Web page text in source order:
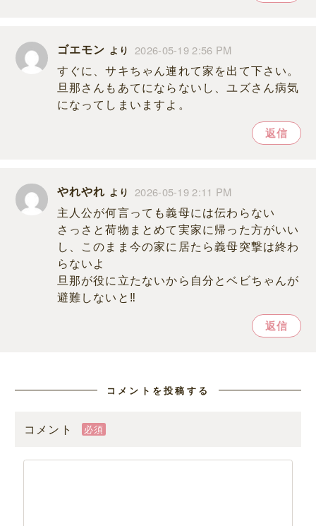
ゴエモン より 2026-05-19 2:56 PM
すぐに、サキちゃん連れて家を出て下さい。
旦那さんもあてにならないし、ユズさん病気
になってしまいますよ。
返信
やれやれ より 2026-05-19 2:11 PM
主人公が何言っても義母には伝わらない
さっさと荷物まとめて実家に帰った方がいい
し、このまま今の家に居たら義母突撃は終わ
らないよ
旦那が役に立たないから自分とベビちゃんが
避難しないと‼︎
返信
コメントを投稿する
コメント 必須